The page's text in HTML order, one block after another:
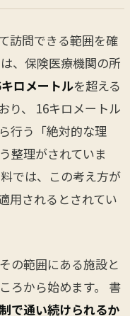
訪問できる範囲を確
、保険医療機関の所
ロメートルを超える
り、 16キロメートル
行う「絶対的な理
整理がされていま
では、この考え方が
用されるとされてい
の範囲にある施設と
ろから始めます。 書
で通い続けられるか